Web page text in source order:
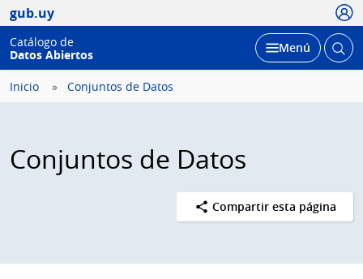
gub.uy
Catálogo de
Datos Abiertos
Desplegar
Menú Abrir
Inicio Conjuntos de Datos
Conjuntos de Datos
Compartir esta página